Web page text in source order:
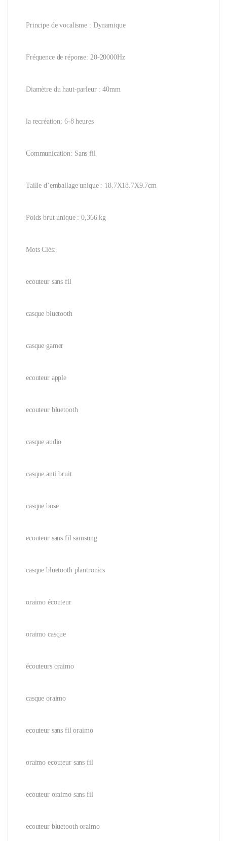
Principe de vocalisme : Dynamique
Fréquence de réponse: 20-20000Hz
Diamètre du haut-parleur : 40mm
la recréation: 6-8 heures
Communication: Sans fil
Taille d’emballage unique : 18.7X18.7X9.7cm
Poids brut unique : 0,366 kg
Mots Clés:
ecouteur sans fil
casque bluetooth
casque gamer
ecouteur apple
ecouteur bluetooth
casque audio
casque anti bruit
casque bose
ecouteur sans fil samsung
casque bluetooth plantronics
oraimo écouteur
oraimo casque
écouteurs oraimo
casque oraimo
ecouteur sans fil oraimo
oraimo ecouteur sans fil
ecouteur oraimo sans fil
ecouteur bluetooth oraimo